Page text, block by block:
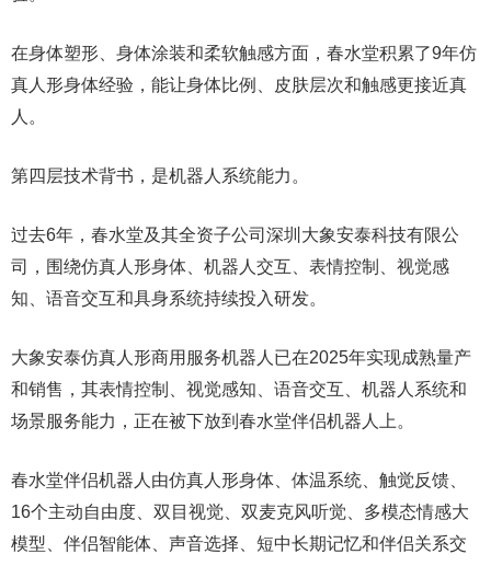
在身体塑形、身体涂装和柔软触感方面，春水堂积累了9年仿
真人形身体经验，能让身体比例、皮肤层次和触感更接近真
人。
第四层技术背书，是机器人系统能力。
过去6年，春水堂及其全资子公司深圳大象安泰科技有限公
司，围绕仿真人形身体、机器人交互、表情控制、视觉感
知、语音交互和具身系统持续投入研发。
大象安泰仿真人形商用服务机器人已在2025年实现成熟量产
和销售，其表情控制、视觉感知、语音交互、机器人系统和
场景服务能力，正在被下放到春水堂伴侣机器人上。
春水堂伴侣机器人由仿真人形身体、体温系统、触觉反馈、
16个主动自由度、双目视觉、双麦克风听觉、多模态情感大
模型、伴侣智能体、声音选择、短中长期记忆和伴侣关系交